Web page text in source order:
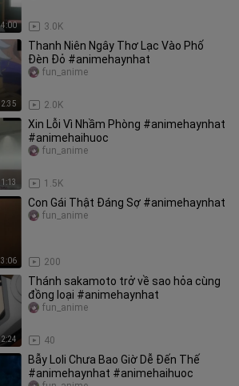
4:00 3.0K
2:35
Thanh Niên Ngây Thơ Lạc Vào Phố
Đèn Đỏ #animehaynhat
2.0K
fun_anime
1:13
Xin Lỗi Vì Nhầm Phòng #animehaynhat
#animehaihuoc
1.5K
fun_anime
3:06
Con Gái Thật Đáng Sợ #animehaynhat
200
fun_anime
2:24
Thánh sakamoto trở về sao hỏa cùng
đồng loại #animehaynhat
40
fun_anime
Bẫy Loli Chưa Bao Giờ Dễ Đến Thế
#animehaynhat #animehaihuoc